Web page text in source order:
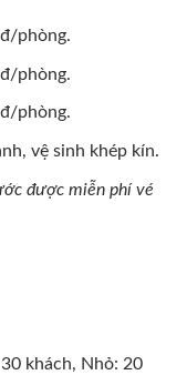
phòng.
phòng.
phòng.
vệ sinh khép kín.
được miễn phí vé
khách, Nhỏ: 20